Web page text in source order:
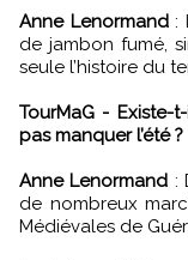
Anne Lenormand:
de jambon fumé,
seule l’histoire du
TourMaG -
pas manquer l’été ?
Anne Lenormand :
de nombreux
Médiévales de